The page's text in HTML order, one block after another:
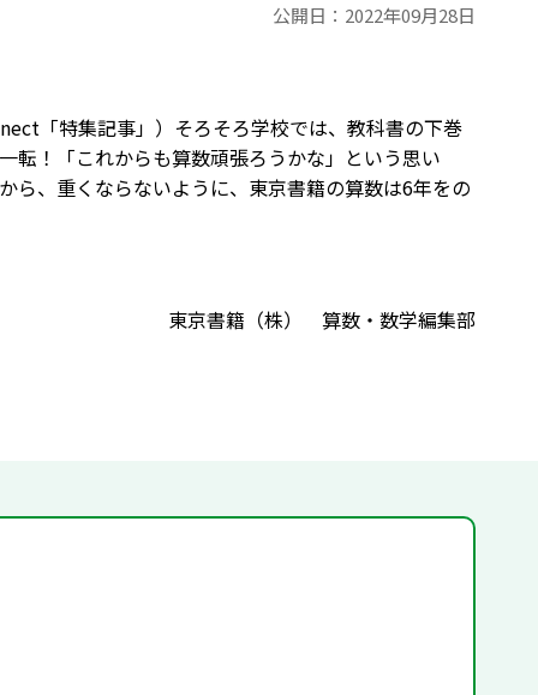
公開日： 2022年09月28日
「特集記事」）そろそろ学校では、教科書の下巻
転！「これからも算数頑張ろうかな」という思い
ら、重くならないように、東京書籍の算数は6年をの
東京書籍（株） 算数・数学編集部